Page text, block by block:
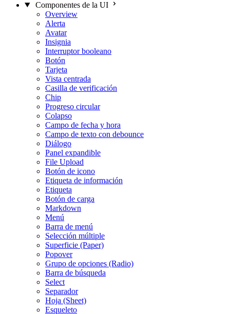
Componentes de la UI
Overview
Alerta
Avatar
Insignia
Interruptor booleano
Botón
Tarjeta
Vista centrada
Casilla de verificación
Chip
Progreso circular
Colapso
Campo de fecha y hora
Campo de texto con debounce
Diálogo
Panel expandible
File Upload
Botón de icono
Etiqueta de información
Etiqueta
Botón de carga
Markdown
Menú
Barra de menú
Selección múltiple
Superficie (Paper)
Popover
Grupo de opciones (Radio)
Barra de búsqueda
Select
Separador
Hoja (Sheet)
Esqueleto